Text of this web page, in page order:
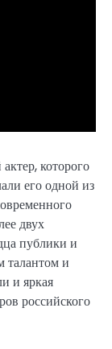
которого
его одной из
двух
публики и
талантом и
и яркая
российского